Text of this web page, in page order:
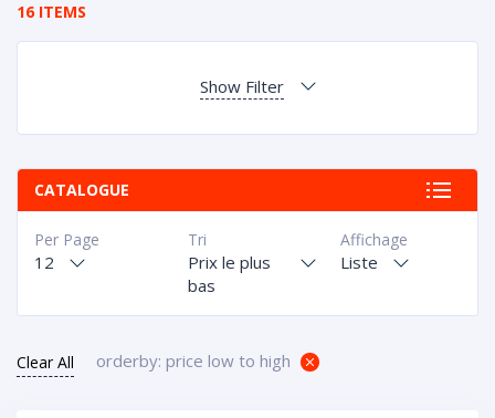
16 ITEMS
Show Filter
CATALOGUE
Affichage
Liste
Tri
Prix le plus
bas
Per Page
12
Clear All orderby: price low to high